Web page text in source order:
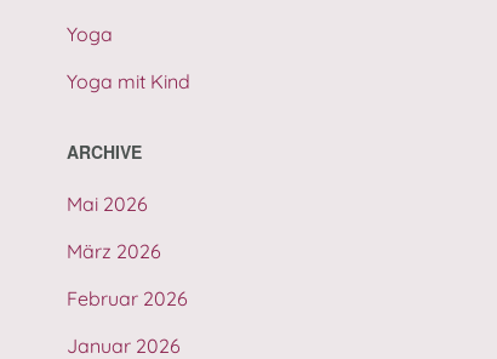
Yoga
Yoga mit Kind
ARCHIVE
Mai 2026
März 2026
Februar 2026
Januar 2026